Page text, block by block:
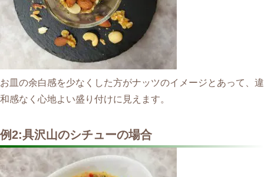
お皿の余白感を少なくした方がナッツのイメージとあって、違
和感なく心地よい盛り付けに見えます。
例2:具沢山のシチューの場合